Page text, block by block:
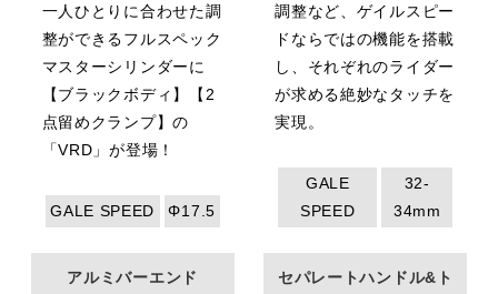
一人ひとりに合わせた調
整ができるフルスペック
マスターシリンダーに
【ブラックボディ】【2
点留めクランプ】の
「VRD」が登場！
GALE SPEED Φ17.5
調整など、ゲイルスピー
ドならではの機能を搭載
し、それぞれのライダー
が求める絶妙なタッチを
実現。
GALE
SPEED
32-
34mm
アルミバーエンド
セパレートハンドル&ト